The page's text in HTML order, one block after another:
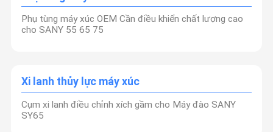
Phụ tùng máy xúc OEM Cần điều khiển chất lượng cao
cho SANY 55 65 75
Xi lanh thủy lực máy xúc
Cụm xi lanh điều chỉnh xích gầm cho Máy đào SANY
SY65